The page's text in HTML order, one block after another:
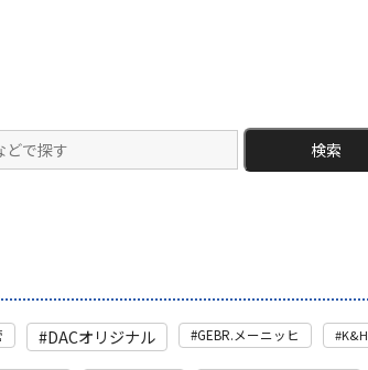
検索
DACオリジナル GEBR.メーニッヒ K&H